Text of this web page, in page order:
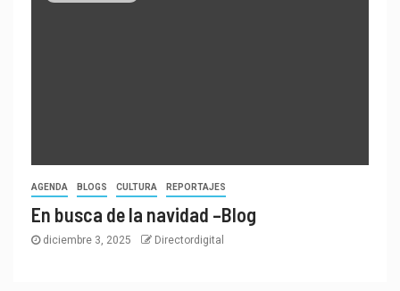
AGENDA BLOGS CULTURA REPORTAJES
En busca de la navidad –Blog
diciembre 3, 2025 Directordigital